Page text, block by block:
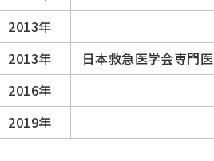
2013年
2013年
日本救急医学会専門医
2016年
2019年